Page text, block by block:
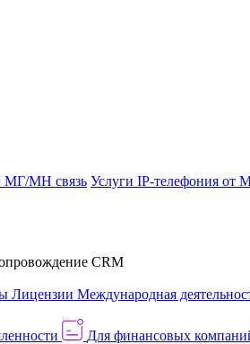
МГ/МН связь Услуги IP-телефония от
CRM
Лицензии Международная
Для финансовых